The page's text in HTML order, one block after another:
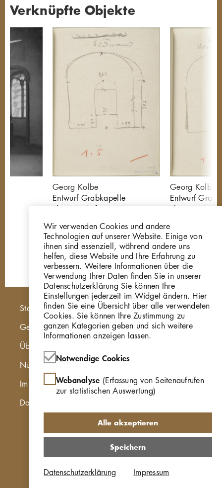
Verknüpfte Objekte
Georg Kolbe
Entwurf Grabkapelle
Thyssen, Aufriss,
Z418
Georg Kolbe
Entwurf
Thyssen,
Z419
Hauptnavigation
Startseite
Georg Kolbe Museum
Über die Online Sammlung
Nutzungshinweise
Impressum
Datenschutzerklärung
Wir verwenden Cookies und andere
Technologien auf unserer Website. Einige von
ihnen sind essenziell, während andere uns
helfen, diese Website und Ihre Erfahrung zu
verbessern. Weitere Informationen über die
Verwendung Ihrer Daten finden Sie in unserer
Datenschutzerklärung Sie können Ihre
Einstellungen jederzeit im Widget ändern. Hier
finden Sie eine Übersicht über alle verwendeten
Cookies. Sie können Ihre Zustimmung zu
ganzen Kategorien geben und sich weitere
Informationen anzeigen lassen.
Notwendige Cookies
Webanalyse (Erfassung von Seitenaufrufen
zur statistischen Auswertung)
Alle akzeptieren
Speichern
Datenschutzerklärung Impressum